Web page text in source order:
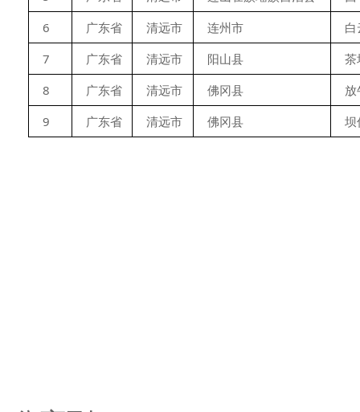
6
广东省 清远市 连州市
7
广东省 清远市 阳山县
茶
8
广东省 清远市 佛冈县
9
广东省 清远市 佛冈县 坝